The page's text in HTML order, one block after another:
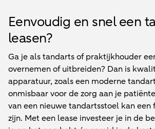
Eenvoudig en snel een
leasen?
Ga je als tandarts of praktijkhouder
overnemen of uitbreiden? Dan is
apparatuur, zoals een moderne
onmisbaar voor de zorg aan je
van een nieuwe tandartsstoel kan een
zijn. Met een lease investeer je in de